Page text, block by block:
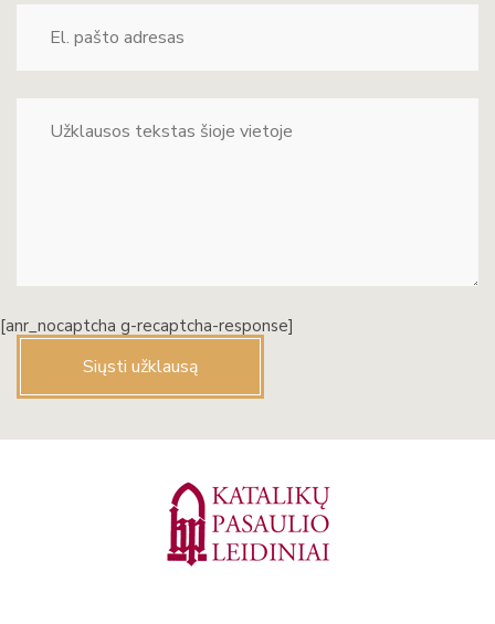
[anr_nocaptcha g-recaptcha-response]